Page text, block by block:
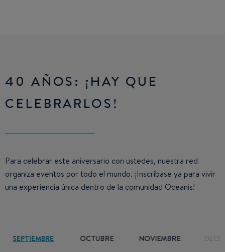
40 AÑOS: ¡HAY QUE
CELEBRARLOS!
Para celebrar este aniversario con ustedes, nuestra red
organiza eventos por todo el mundo. ¡Inscríbase ya para vivir
una experiencia única dentro de la comunidad Oceanis!
SEPTIEMBRE OCTUBRE NOVIEMBRE